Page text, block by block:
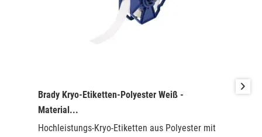
Brady Kryo-Etiketten-Polyester Weiß -
Material...
Hochleistungs-Kryo-Etiketten aus Polyester mit